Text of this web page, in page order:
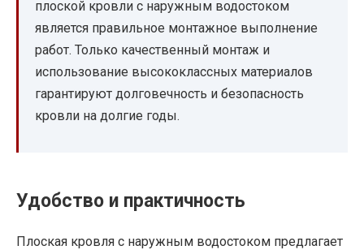
плоской кровли с наружным водостоком
является правильное монтажное выполнение
работ. Только качественный монтаж и
использование высококлассных материалов
гарантируют долговечность и безопасность
кровли на долгие годы.
Удобство и практичность
Плоская кровля с наружным водостоком предлагает